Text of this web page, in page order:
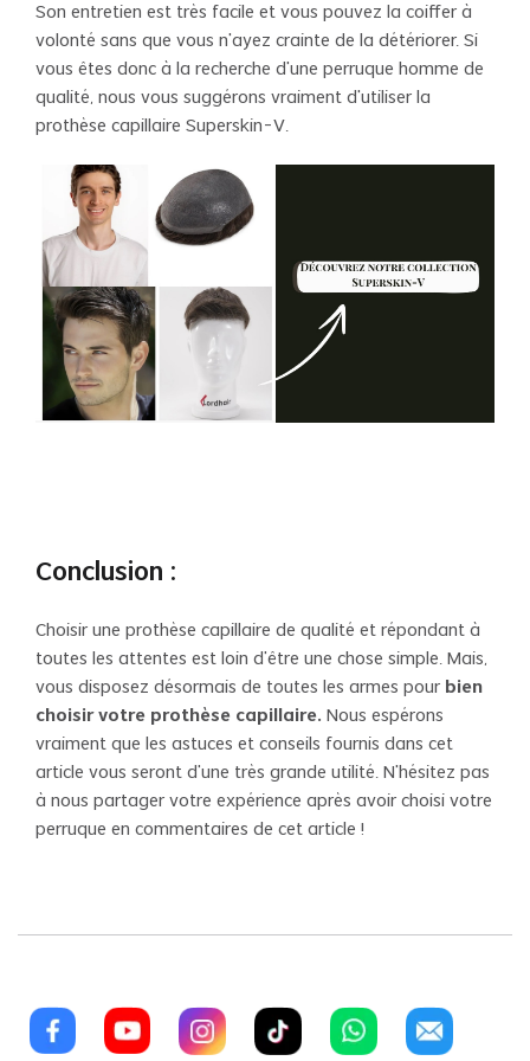
Son entretien est très facile et vous pouvez la coiffer à
volonté sans que vous n’ayez crainte de la détériorer. Si
vous êtes donc à la recherche d’une perruque homme de
qualité, nous vous suggérons vraiment d’utiliser la
prothèse capillaire Superskin-V.
Conclusion :
Choisir une prothèse capillaire de qualité et répondant à
toutes les attentes est loin d’être une chose simple. Mais,
vous disposez désormais de toutes les armes pour bien
choisir votre prothèse capillaire. Nous espérons
vraiment que les astuces et conseils fournis dans cet
article vous seront d’une très grande utilité. N’hésitez pas
à nous partager votre expérience après avoir choisi votre
perruque en commentaires de cet article !